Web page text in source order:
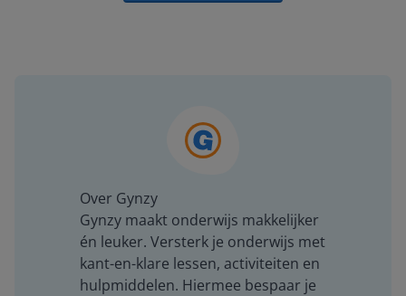
Over Gynzy
Gynzy maakt onderwijs makkelijker
én leuker. Versterk je onderwijs met
kant-en-klare lessen, activiteiten en
hulpmiddelen. Hiermee bespaar je